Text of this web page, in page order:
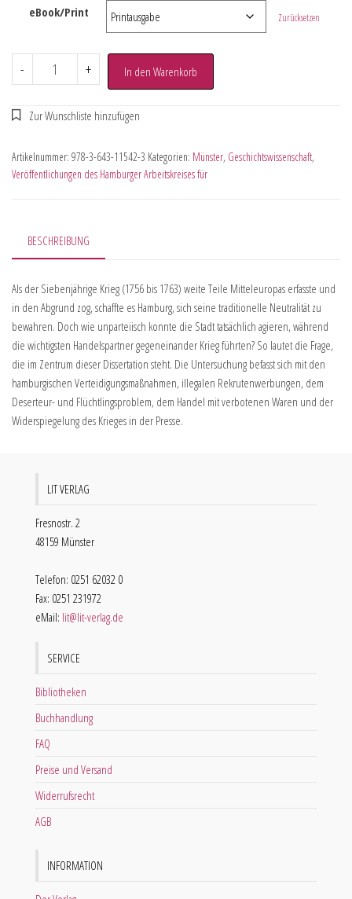
eBook/Print Zurücksetzen
- + In den Warenkorb
Artikelnummer: 978-3-643-11542-3 Kategorien: Münster, Geschichtswissenschaft,
Veröffentlichungen des Hamburger Arbeitskreises für
BESCHREIBUNG
Als der Siebenjährige Krieg (1756 bis 1763) weite Teile Mitteleuropas erfasste und
in den Abgrund zog, schaffte es Hamburg, sich seine traditionelle Neutralität zu
bewahren. Doch wie unparteiisch konnte die Stadt tatsächlich agieren, während
die wichtigsten Handelspartner gegeneinander Krieg führten? So lautet die Frage,
die im Zentrum dieser Dissertation steht. Die Untersuchung befasst sich mit den
hamburgischen Verteidigungsmaßnahmen, illegalen Rekrutenwerbungen, dem
Deserteur- und Flüchtlingsproblem, dem Handel mit verbotenen Waren und der
Widerspiegelung des Krieges in der Presse.
LIT VERLAG
Fresnostr. 2
48159 Münster
Telefon: 0251 62032 0
Fax: 0251 231972
eMail: lit@lit-verlag.de
SERVICE
Bibliotheken
Buchhandlung
FAQ
Preise und Versand
Widerrufsrecht
AGB
INFORMATION